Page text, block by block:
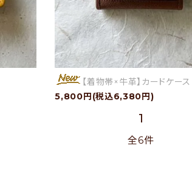
【着物帯×牛革】カードケース
5,800円(税込6,380円)
1
全6件